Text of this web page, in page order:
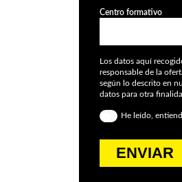
Centro formativo
Los datos aquí
responsable de la
según lo descrito en
datos para otra
He leído,
ENVIAR